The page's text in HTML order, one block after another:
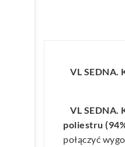
VL SEDNA.
VL SEDNA.
poliestru
połączyć